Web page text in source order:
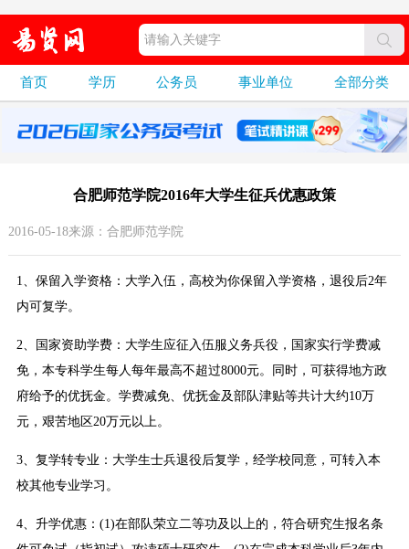
首页 学历 公务员 事业单位 全部分类
合肥师范学院2016年大学生征兵优惠政策
2016-05-18来源：合肥师范学院
1、保留入学资格：大学入伍，高校为你保留入学资格，退役后2年
内可复学。
2、国家资助学费：大学生应征入伍服义务兵役，国家实行学费减
免，本专科学生每人每年最高不超过8000元。同时，可获得地方政
府给予的优抚金。学费减免、优抚金及部队津贴等共计大约10万
元，艰苦地区20万元以上。
3、复学转专业：大学生士兵退役后复学，经学校同意，可转入本
校其他专业学习。
4、升学优惠：(1)在部队荣立二等功及以上的，符合研究生报名条